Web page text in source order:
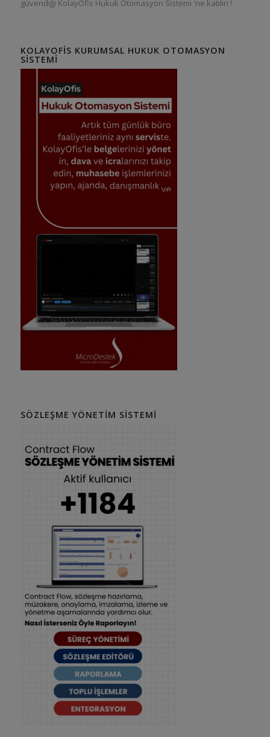
güvendiği KolayOfis Hukuk Otomasyon Sistemi 'ne katılın !
KOLAYOFIS KURUMSAL HUKUK OTOMASYON
SISTEMI
SÖZLEŞME YÖNETIM SISTEMI